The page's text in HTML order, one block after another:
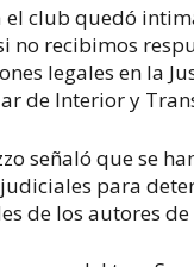
el club quedó
no recibimos
legales en la
de Interior y
señaló que se
para
de los autores de